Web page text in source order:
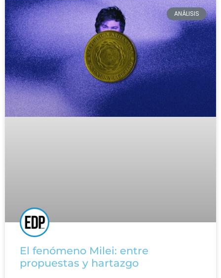
ANÁLISIS
El fenómeno Milei: entre
propuestas y hartazgo